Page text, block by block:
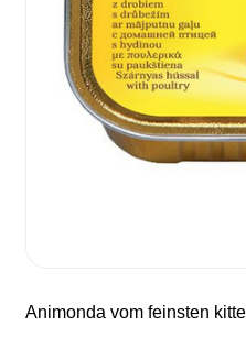
animonda vom feinsten